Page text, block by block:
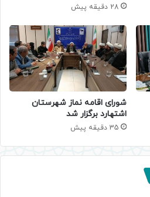
28 دقیقه پیش
شورای اقامه نماز شهرستان
اشتهارد برگزار شد
35 دقیقه پیش